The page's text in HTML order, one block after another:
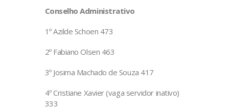
Conselho Administrativo
1º Azilde Schoen 473
2º Fabiano Olsen 463
3º Josima Machado de Souza 417
4º Cristiane Xavier (vaga servidor inativo)
333